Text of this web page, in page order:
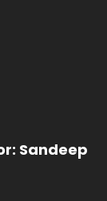
Sandeep